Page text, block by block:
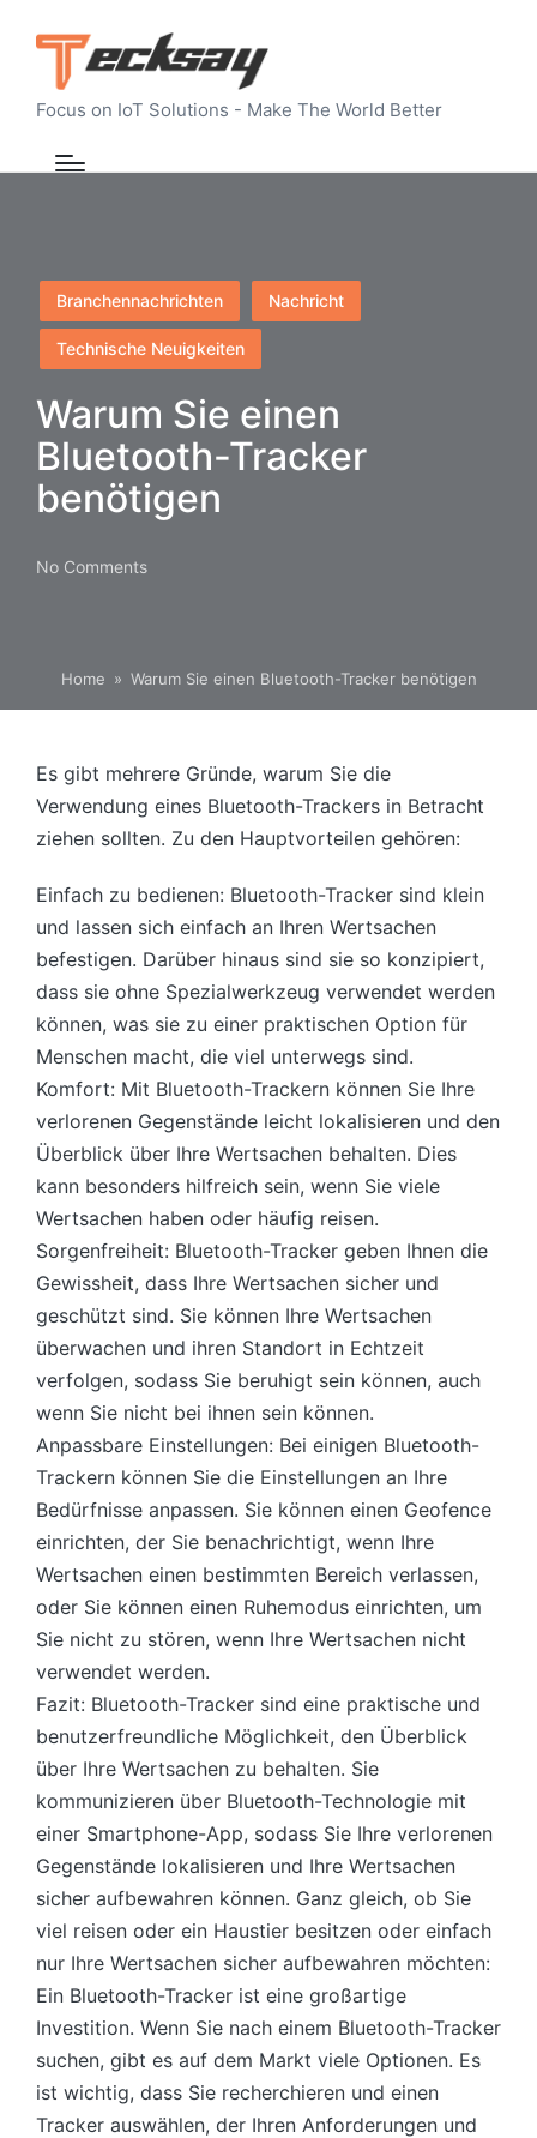
Focus on IoT Solutions - Make The World Better
Posted
in
Branchennachrichten Nachricht
Technische Neuigkeiten
Warum Sie einen
Bluetooth-Tracker
benötigen
No Comments
Home » Warum Sie einen Bluetooth-Tracker benötigen
Es gibt mehrere Gründe, warum Sie die
Verwendung eines Bluetooth-Trackers in Betracht
ziehen sollten. Zu den Hauptvorteilen gehören:
Einfach zu bedienen: Bluetooth-Tracker sind klein
und lassen sich einfach an Ihren Wertsachen
befestigen. Darüber hinaus sind sie so konzipiert,
dass sie ohne Spezialwerkzeug verwendet werden
können, was sie zu einer praktischen Option für
Menschen macht, die viel unterwegs sind.
Komfort: Mit Bluetooth-Trackern können Sie Ihre
verlorenen Gegenstände leicht lokalisieren und den
Überblick über Ihre Wertsachen behalten. Dies
kann besonders hilfreich sein, wenn Sie viele
Wertsachen haben oder häufig reisen.
Sorgenfreiheit: Bluetooth-Tracker geben Ihnen die
Gewissheit, dass Ihre Wertsachen sicher und
geschützt sind. Sie können Ihre Wertsachen
überwachen und ihren Standort in Echtzeit
verfolgen, sodass Sie beruhigt sein können, auch
wenn Sie nicht bei ihnen sein können.
Anpassbare Einstellungen: Bei einigen Bluetooth-
Trackern können Sie die Einstellungen an Ihre
Bedürfnisse anpassen. Sie können einen Geofence
einrichten, der Sie benachrichtigt, wenn Ihre
Wertsachen einen bestimmten Bereich verlassen,
oder Sie können einen Ruhemodus einrichten, um
Sie nicht zu stören, wenn Ihre Wertsachen nicht
verwendet werden.
Fazit: Bluetooth-Tracker sind eine praktische und
benutzerfreundliche Möglichkeit, den Überblick
über Ihre Wertsachen zu behalten. Sie
kommunizieren über Bluetooth-Technologie mit
einer Smartphone-App, sodass Sie Ihre verlorenen
Gegenstände lokalisieren und Ihre Wertsachen
sicher aufbewahren können. Ganz gleich, ob Sie
viel reisen oder ein Haustier besitzen oder einfach
nur Ihre Wertsachen sicher aufbewahren möchten:
Ein Bluetooth-Tracker ist eine großartige
Investition. Wenn Sie nach einem Bluetooth-Tracker
suchen, gibt es auf dem Markt viele Optionen. Es
ist wichtig, dass Sie recherchieren und einen
Tracker auswählen, der Ihren Anforderungen und